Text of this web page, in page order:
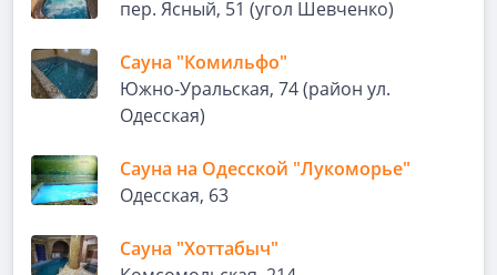
пер. Ясный, 51 (угол Шевченко)
Сауна "Комильфо"
Южно-Уральская, 74 (район ул.
Одесская)
Сауна на Одесской "Лукоморье"
Одесская, 63
Сауна "Хоттабыч"